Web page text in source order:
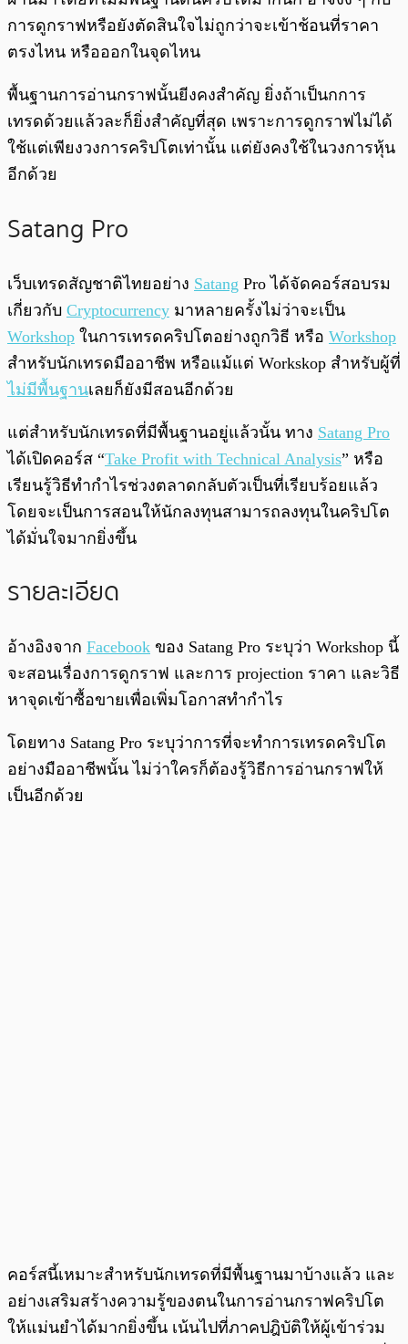
การดูกราฟหรือยังตัดสินใจไม่ถูกว่าจะเข้าช้อนที่ราคา
ตรงไหน หรือออกในจุดไหน
พื้นฐานการอ่านกราฟนั้นยีงคงสำคัญ ยิ่งถ้าเป็นกการ
เทรดด้วยแล้วละก็ยิ่งสำคัญที่สุด เพราะการดูกราฟไม่ได้
ใช้แต่เพียงวงการคริปโตเท่านั้น แต่ยังคงใช้ในวงการหุ้น
อีกด้วย
Satang Pro
เว็บเทรดสัญชาติไทยอย่าง Satang Pro ได้จัดคอร์สอบรม
เกี่ยวกับ Cryptocurrency มาหลายครั้งไม่ว่าจะเป็น
Workshop ในการเทรดคริปโตอย่างถูกวิธี หรือ Workshop
สำหรับนักเทรดมืออาชีพ หรือแม้แต่ Workskop สำหรับผู้ที่
ไม่มีพื้นฐานเลยก็ยังมีสอนอีกด้วย
แต่สำหรับนักเทรดที่มีพื้นฐานอยู่แล้วนั้น ทาง Satang Pro
ได้เปิดคอร์ส “Take Profit with Technical Analysis” หรือ
เรียนรู้วิธีทำกำไรช่วงตลาดกลับตัวเป็นที่เรียบร้อยแล้ว
โดยจะเป็นการสอนให้นักลงทุนสามารถลงทุนในคริปโต
ได้มั่นใจมากยิ่งขึ้น
รายละเอียด
อ้างอิงจาก Facebook ของ Satang Pro ระบุว่า Workshop นี้
จะสอนเรื่องการดูกราฟ และการ projection ราคา และวิธี
หาจุดเข้าซื้อขายเพื่อเพิ่มโอกาสทำกำไร
โดยทาง Satang Pro ระบุว่าการที่จะทำการเทรดคริปโต
อย่างมืออาชีพนั้น ไม่ว่าใครก็ต้องรู้วิธีการอ่านกราฟให้
เป็นอีกด้วย
คอร์สนี้เหมาะสำหรับนักเทรดที่มีพื้นฐานมาบ้างแล้ว และ
อย่างเสริมสร้างความรู้ของตนในการอ่านกราฟคริปโต
ให้แม่นยำได้มากยิ่งขึ้น เน้นไปที่ภาคปฎิบัติให้ผู้เข้าร่วม